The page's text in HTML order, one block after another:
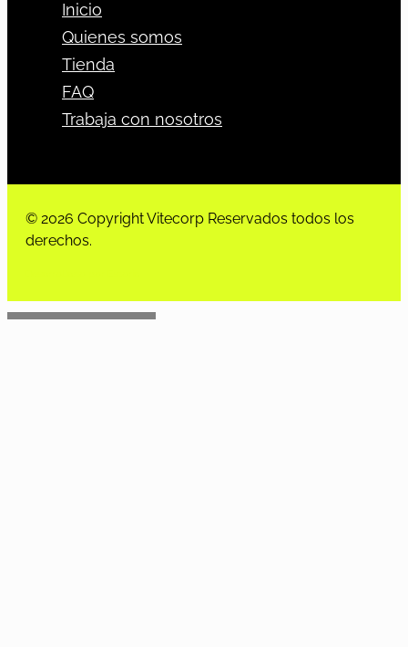
Inicio
Quienes somos
Tienda
FAQ
Trabaja con nosotros
© 2026 Copyright Vitecorp Reservados todos los
derechos.